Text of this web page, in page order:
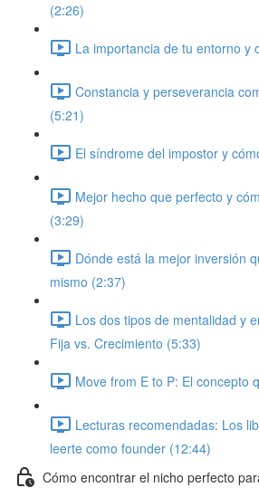
(2:26)
La importancia de tu entorno y
Constancia y perseverancia
(5:21)
El síndrome del impostor y
Mejor hecho que perfecto y
(3:29)
Dónde está la mejor inversión
mismo (2:37)
Los dos tipos de mentalidad y
Fija vs. Crecimiento (5:33)
Move from E to P: El concepto
Lecturas recomendadas: Los
leerte como founder (12:44)
Cómo encontrar el nicho perfecto